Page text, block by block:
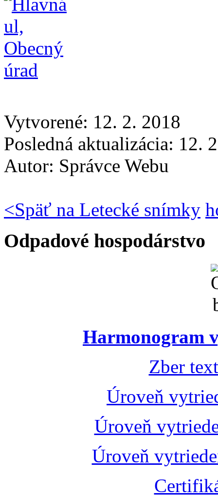
Vytvorené: 12. 2. 2018
Posledná aktualizácia: 12.
Autor: Správce Webu
<Späť na Letecké snímky
Odpadové hospodárstvo
Harmonogram
Zber
Úroveň
Úroveň
Úroveň